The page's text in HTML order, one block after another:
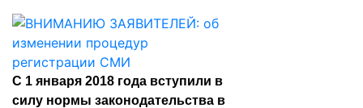
С 1 января 2018 года вступили в
силу нормы законодательства в